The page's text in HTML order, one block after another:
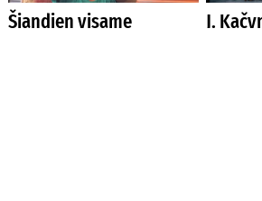
Šiandien visame
J.